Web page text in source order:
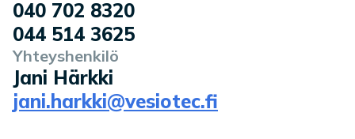
040 702 8320
044 514 3625
Yhteyshenkilö
Jani Härkki
jani.harkki@vesiotec.fi